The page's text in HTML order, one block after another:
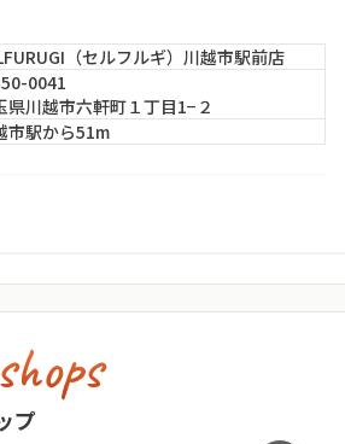
（セルフルギ）川越市駅前店
0041
県川越市六軒町１丁目1−２
市駅から51m
プ
no gain(ノーペインノーゲ